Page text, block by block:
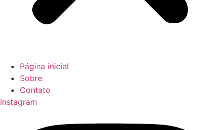
Página inicial
Sobre
Contato
Instagram